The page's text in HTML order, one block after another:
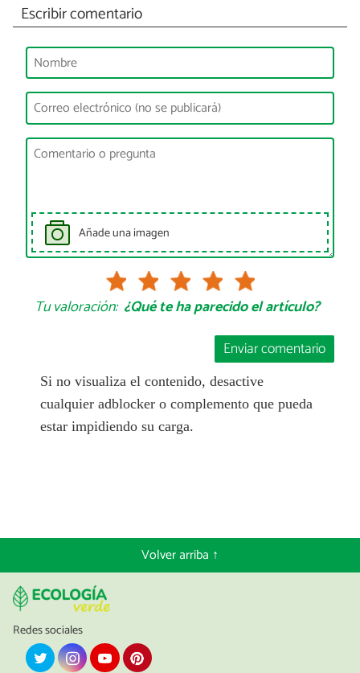
Escribir comentario
Añade una imagen
Tu valoración: ¿Qué te ha parecido el artículo?
Enviar comentario
Si no visualiza el contenido, desactive
cualquier adblocker o complemento que pueda
estar impidiendo su carga.
Volver arriba ↑
Redes sociales